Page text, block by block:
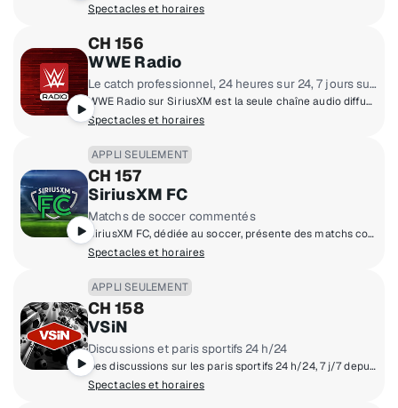
Spectacles et horaires
CH 156
WWE Radio
Le catch professionnel, 24 heures sur 24, 7 jours sur 7
WWE Radio sur SiriusXM est la seule chaîne audio diffusant 24 heures sur 24 et 7 jours sur 7 entièrement consacrée à l'univers du catch professionnel.
Spectacles et horaires
APPLI SEULEMENT
CH 157
SiriusXM FC
Matchs de soccer commentés
SiriusXM FC, dédiée au soccer, présente des matchs commentés en direct et des émissions animées par des légendes de ce sport.
Spectacles et horaires
APPLI SEULEMENT
CH 158
VSiN
Discussions et paris sportifs 24 h/24
Des discussions sur les paris sportifs 24 h/24, 7 j/7 depuis Las Vegas. Plongez au cœur de l'action non-stop animée par des animateurs experts, des parieurs professionnels et des responsables des cotes des sites de paris sportifs.
Spectacles et horaires